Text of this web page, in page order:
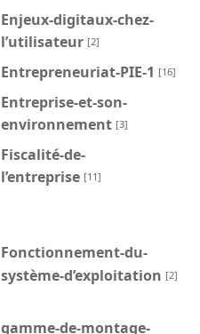
Enjeux-digitaux-chez-
l’utilisateur [2]
Entrepreneuriat-PIE-1 [16]
Entreprise-et-son-
environnement [3]
Fiscalité-de-
l’entreprise [11]
Fonctionnement-du-
système-d’exploitation [2]
gamme-de-montage-